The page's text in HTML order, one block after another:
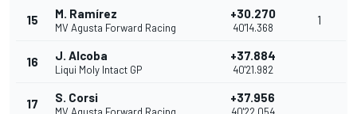
15 M. Ramírez
MV Agusta Forward Racing
+30.270
40'14.368
1
16 J. Alcoba
Liqui Moly Intact GP
+37.884
40'21.982
17 S. Corsi +37.956